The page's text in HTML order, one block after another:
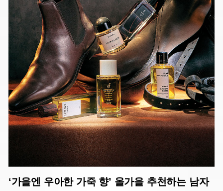
‘가을엔 우아한 가죽 향’ 올가을 추천하는 남자